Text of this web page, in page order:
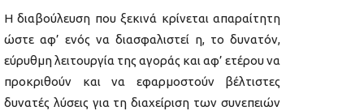
Η διαβούλευση που ξεκινά κρίνεται απαραίτητη
ώστε αφ’ ενός να διασφαλιστεί η, το δυνατόν,
εύρυθμη λειτουργία της αγοράς και αφ’ ετέρου να
προκριθούν και να εφαρμοστούν βέλτιστες
δυνατές λύσεις για τη διαχείριση των συνεπειών